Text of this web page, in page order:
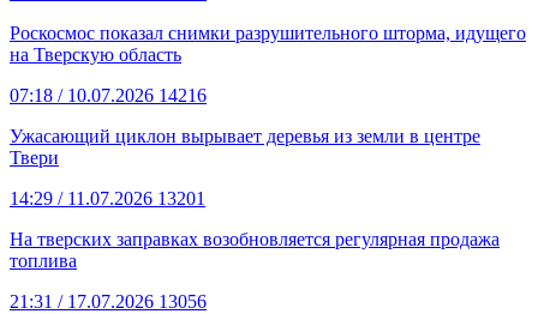
Роскосмос показал снимки разрушительного шторма, идущего
на Тверскую область
07:18 / 10.07.2026 14216
Ужасающий циклон вырывает деревья из земли в центре
Твери
14:29 / 11.07.2026 13201
На тверских заправках возобновляется регулярная продажа
топлива
21:31 / 17.07.2026 13056